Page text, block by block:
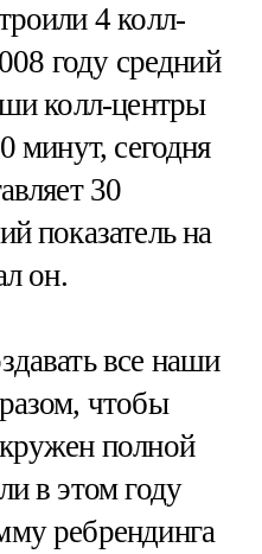
4 колл-
году средний
колл-центры
минут, сегодня
30
показатель на
он.
все наши
чтобы
полной
в этом году
ребрендинга